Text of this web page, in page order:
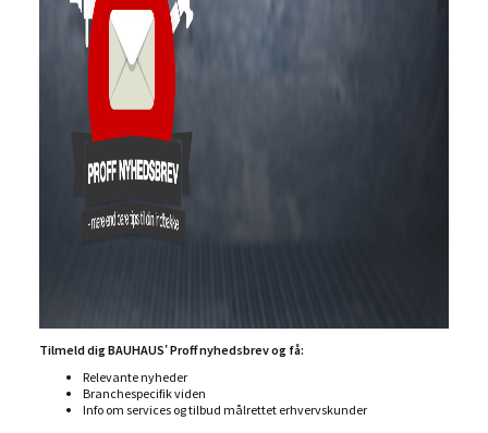
Tilmeld dig BAUHAUS' Proff nyhedsbrev og få:
Relevante nyheder
Branchespecifik viden
Info om services og tilbud målrettet erhvervskunder